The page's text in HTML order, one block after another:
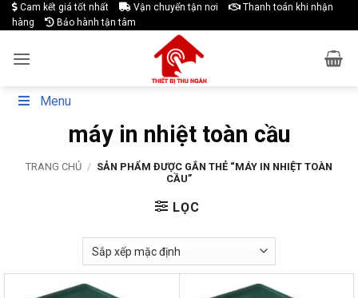
Skip
to
Cam kết giá tốt nhất Vận chuyển tận nơi
Thanh toán khi nhận
hàng
Bảo hành tận tâm
Menu
máy in nhiệt toàn cầu
TRANG CHỦ / SẢN PHẨM ĐƯỢC GẮN THẺ “MÁY IN NHIỆT TOÀN
CẦU”
LỌC